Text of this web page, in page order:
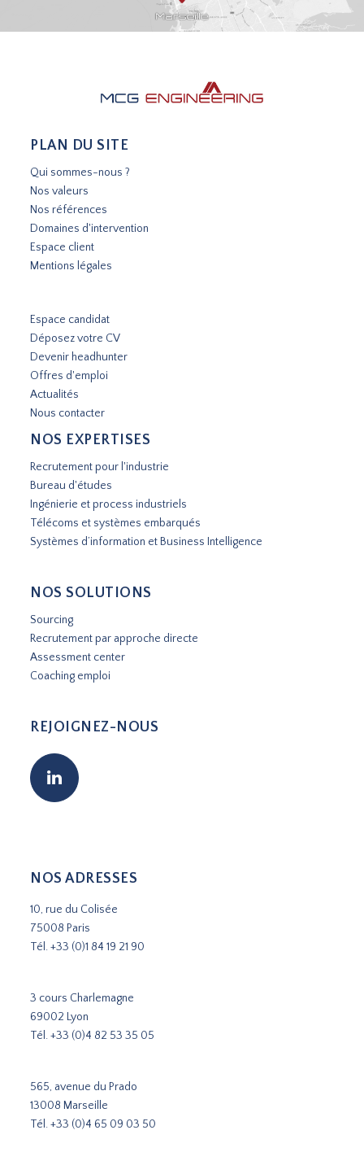
PLAN DU SITE
Qui sommes-nous ?
Nos valeurs
Nos références
Domaines d'intervention
Espace client
Mentions légales
Espace candidat
Déposez votre CV
Devenir headhunter
Offres d'emploi
Actualités
Nous contacter
NOS EXPERTISES
Recrutement pour l'industrie
Bureau d'études
Ingénierie et process industriels
Télécoms et systèmes embarqués
Systèmes d’information et Business Intelligence
NOS SOLUTIONS
Sourcing
Recrutement par approche directe
Assessment center
Coaching emploi
REJOIGNEZ-NOUS
NOS ADRESSES
10, rue du Colisée
75008 Paris
Tél.+33 (0)1 84 19 21 90
3 cours Charlemagne
69002 Lyon
Tél.+33 (0)4 82 53 35 05
565, avenue du Prado
13008 Marseille
Tél.+33 (0)4 65 09 03 50